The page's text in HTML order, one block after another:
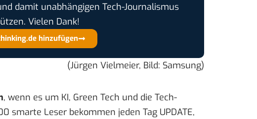
damit unabhängigen Tech-Journalismus
Vielen Dank!
hinzufügen
(Jürgen Vielmeier, Bild: Samsung)
, wenn es um KI, Green Tech und die Tech-
smarte Leser bekommen jeden Tag UPDATE,